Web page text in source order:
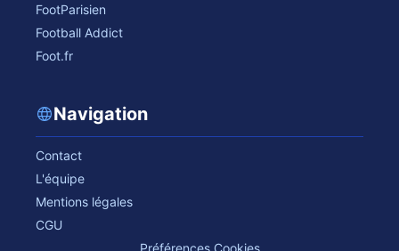
FootParisien
Football Addict
Foot.fr
Navigation
Contact
L'équipe
Mentions légales
CGU